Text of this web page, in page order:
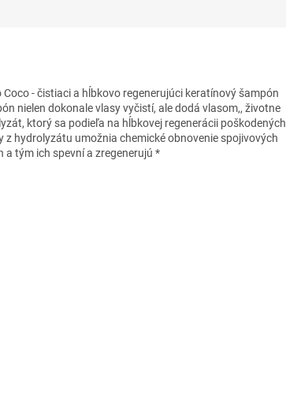
Coco - čistiaci a hĺbkovo regenerujúci keratínový šampón
nielen dokonale vlasy vyčistí, ale dodá vlasom,, životne
ktorý sa podieľa na hĺbkovej regenerácii poškodených
z hydrolyzátu umožnia chemické obnovenie spojivových
a tým ich spevní a zregenerujú *